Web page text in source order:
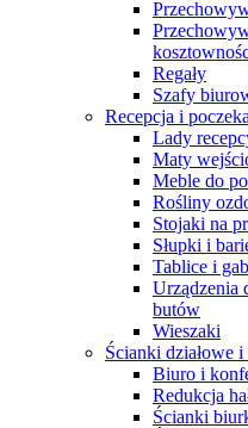
Regały
Szafy
Recepcja i
Lady
Maty
Meble do
Rośliny
Stojaki na
Słupki i
Tablice i
Urządzenia
butów
Wieszaki
Ścianki działowe
Biuro i
Redukcja
Ścianki